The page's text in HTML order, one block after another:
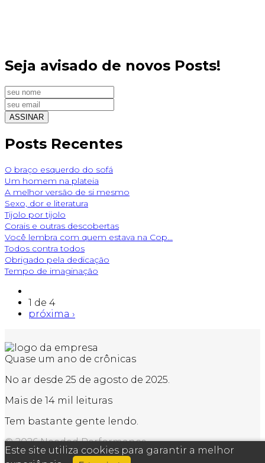
Seja avisado de novos Posts!
Posts Recentes
O braço esquerdo do sofá
Um homem na plateia
A melhor versão de si mesmo
Sexo, dor e literatura
Tijolo por tijolo
Corais e outras descobertas
Você lembra com quem estava na Cop...
Todos contra todos
Obrigado pela dedicação
Tempo de imaginação
1 de 4
próxima ›
Quase um ano de crônicas
No ar desde 25 de agosto de 2025.
Mais de 14 mil leituras
Tem bastante gente lendo.
© 2026 Needed Performance
Este site utiliza cookies para garantir a melhor